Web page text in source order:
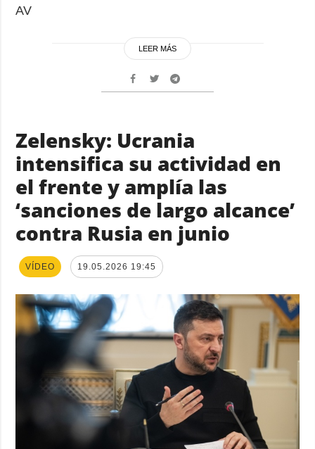
AV
LEER MÁS
Zelensky: Ucrania
intensifica su actividad en
el frente y amplía las
‘sanciones de largo alcance’
contra Rusia en junio
VÍDEO 19.05.2026 19:45